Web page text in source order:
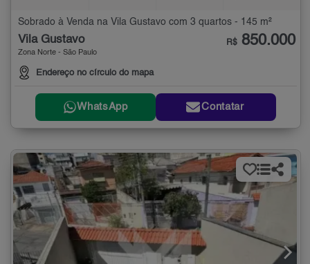
Sobrado à Venda na Vila Gustavo com 3 quartos - 145 m²
Vila Gustavo
Zona Norte - São Paulo
Endereço no círculo do mapa
R$ 850.000
WhatsApp Contatar